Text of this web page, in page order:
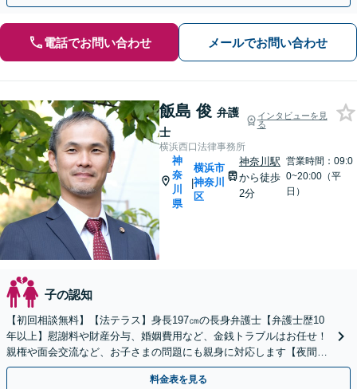
電話でお問い合わせ メールでお問い合わせ
飯島 俊 弁護
士
インタビューを見
る
横浜西口法律事務所
神
奈
川
県
|
横浜市
神奈川
区
神奈川駅
から徒歩
2分
営業時間：09:0
0~20:00（平
日）
子の認知
【初回相談無料】【法テラス】身長197㎝の長身弁護士【弁護士歴10
年以上】慰謝料や財産分与、婚姻費用など、金銭トラブルはお任せ！
親権や面会交流など、お子さまの問題にも親身に対応します【夜間・
休日面談】【子連れ相談】【電話相談】【横浜駅7分】
料金表を見る